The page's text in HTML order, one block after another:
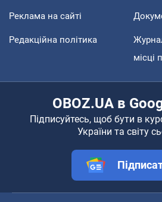
Реклама на сайті
Редакційна політика
місці
OBOZ.UA в
Підписуйтесь, щоб бути в
України та світу